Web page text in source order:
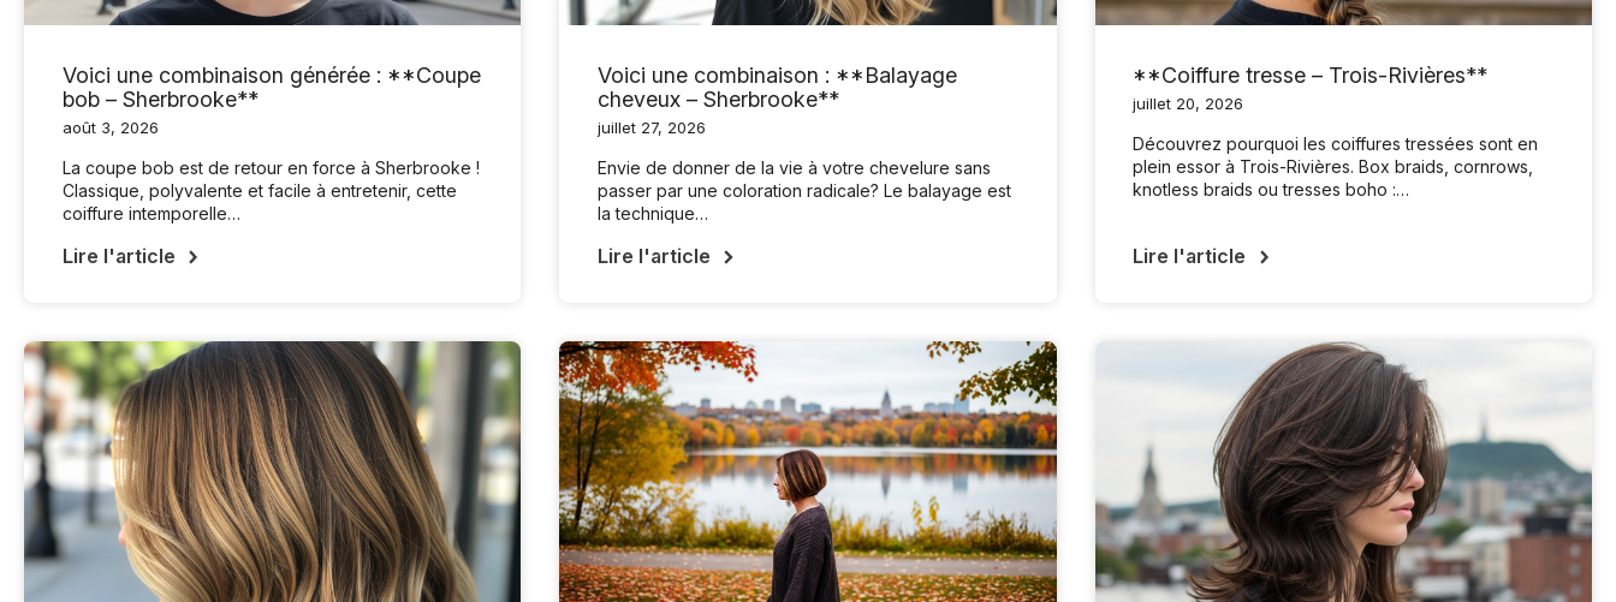
Voici une combinaison générée : **Coupe
bob – Sherbrooke**
août 3, 2026
La coupe bob est de retour en force à Sherbrooke !
Classique, polyvalente et facile à entretenir, cette
coiffure intemporelle…
Lire l'article
Voici une combinaison : **Balayage
cheveux – Sherbrooke**
juillet 27, 2026
Envie de donner de la vie à votre chevelure sans
passer par une coloration radicale? Le balayage est
la technique…
Lire l'article
**Coiffure tresse – Trois-Rivières**
juillet 20, 2026
Découvrez pourquoi les coiffures tressées sont en
plein essor à Trois-Rivières. Box braids, cornrows,
knotless braids ou tresses boho :…
Lire l'article